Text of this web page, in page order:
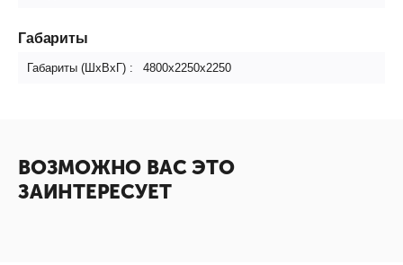
Габариты
Габариты (ШxВxГ) : 4800х2250х2250
ВОЗМОЖНО ВАС ЭТО
ЗАИНТЕРЕСУЕТ